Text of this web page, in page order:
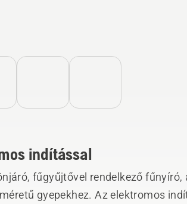
indítással
fűgyűjtővel rendelkező fűnyíró,
gyepekhez. Az elektromos